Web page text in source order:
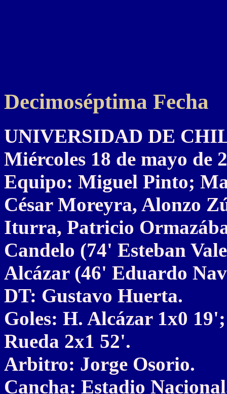
Decimoséptima Fecha
UNIVERSIDAD DE
Miércoles 18 de mayo de
Equipo: Miguel Pinto;
César Moreyra, Alonzo
Iturra, Patricio
Candelo (74' Esteban
Alcázar (46' Eduardo
DT: Gustavo Huerta.
Goles: H. Alcázar 1x0
Rueda 2x1 52'.
Arbitro: Jorge Osorio.
Cancha: Estadio